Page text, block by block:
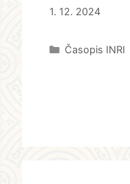
1. 12. 2024
Rubriky
Časopis INRI